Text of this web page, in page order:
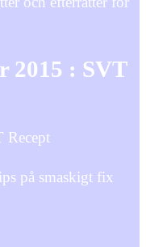
2015 : SVT
Recept
på smaskigt fix